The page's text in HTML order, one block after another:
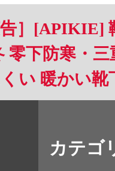
告］[APIKIE]
零下防寒・
い 暖かい靴
愛いくつした
カテゴ
取扱店